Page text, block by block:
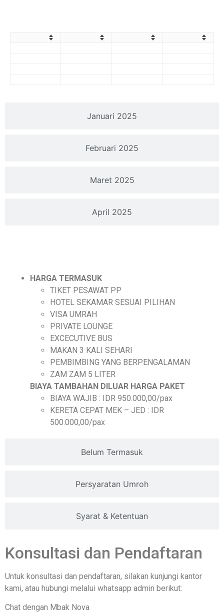
Januari 2025
Februari 2025
Maret 2025
April 2025
Belum Termasuk
Persyaratan Umroh
Syarat & Ketentuan
HARGA TERMASUK
TIKET PESAWAT PP
HOTEL SEKAMAR SESUAI PILIHAN
VISA UMRAH
PRIVATE LOUNGE
EXCECUTIVE BUS
MAKAN 3 KALI SEHARI
PEMBIMBING YANG BERPENGALAMAN
ZAM ZAM 5 LITER
BIAYA TAMBAHAN DILUAR HARGA PAKET
BIAYA WAJIB : IDR 950.000,00/pax
KERETA CEPAT MEK – JED : IDR
500.000,00/pax
Konsultasi dan Pendaftaran
Untuk konsultasi dan pendaftaran, silakan kunjungi kantor
kami, atau hubungi melalui whatsapp admin berikut:
Chat dengan Mbak Nova